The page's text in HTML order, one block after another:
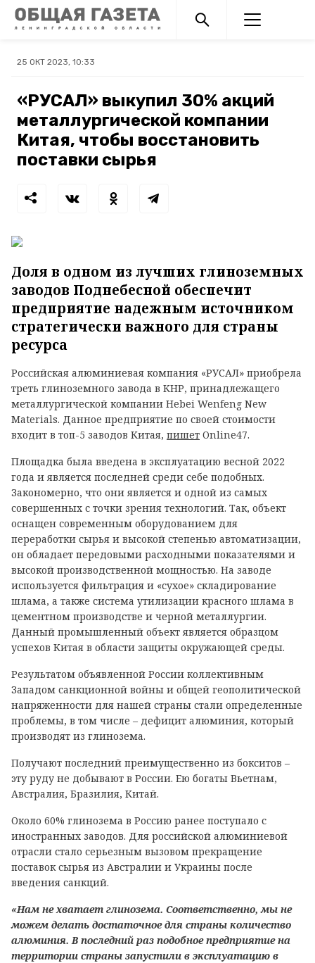
25 ОКТ 2023, 10:33
«РУСАЛ» выкупил 30% акций
металлургической компании
Китая, чтобы восстановить
поставки сырья
Доля в одном из лучших глиноземных
заводов Поднебесной обеспечит
предприятие надежным источником
стратегически важного для страны
ресурса
Российская алюминиевая компания «РУСАЛ» приобрела
треть глиноземного завода в КНР, принадлежащего
металлургической компании Hebei Wenfeng New
Materials. Данное предприятие по своей стоимости
входит в топ-5 заводов Китая, пишет Online47.
Площадка была введена в эксплуатацию весной 2022
года и является последней среди себе подобных.
Закономерно, что они является и одной из самых
совершенных с точки зрения технологий. Так, объект
оснащен современным оборудованием для
переработки сырья и высокой степенью автоматизации,
он обладает передовыми расходными показателями и
высокой производственной мощностью. На заводе
используется фильтрация и «сухое» складирование
шлама, а также система утилизации красного шлама в
цементном производстве и черной металлургии.
Данный промышленный объект является образцом
успехов Китая в области защиты окружающей среды.
Результатом объявленной России коллективным
Западом санкционной войны и общей геополитической
напряженности для нашей страны стали определенные
проблемы, в том числе – дефицит алюминия, который
производят из глинозема.
Получают последний преимущественно из бокситов –
эту руду не добывают в России. Ею богаты Вьетнам,
Австралия, Бразилия, Китай.
Около 60% глинозема в Россию ранее поступало с
иностранных заводов. Для российской алюминиевой
отрасли стало серьезным вызовом прекращение
поставок сырья из Австралии и Украины после
введения санкций.
«Нам не хватает глинозема. Соответственно, мы не
можем делать достаточное для страны количество
алюминия. В последний раз подобное предприятие на
территории страны запустили в эксплуатацию в